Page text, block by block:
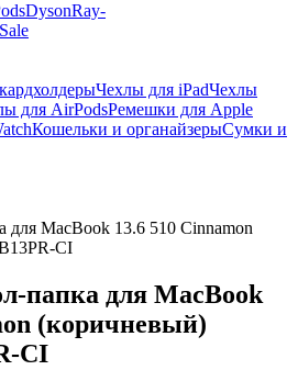
DysonRay-
Sale
Чехлы для iPadЧехлы
для AirPodsРемешки для Apple
Кошельки и органайзерыСумки и
для MacBook 13.6 510 Cinnamon
CI
папка для MacBook
(коричневый)
CI